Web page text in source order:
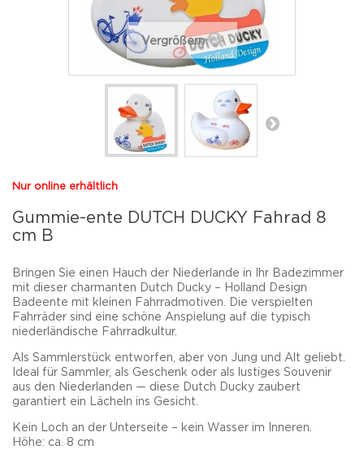
Vergrößern
Nur online erhältlich
Gummie-ente DUTCH DUCKY Fahrad 8
cm B
Bringen Sie einen Hauch der Niederlande in Ihr Badezimmer
mit dieser charmanten
Dutch Ducky – Holland Design
Badeente mit kleinen Fahrradmotiven . Die verspielten
Fahrräder sind eine schöne Anspielung auf die typisch
niederländische Fahrradkultur.
Als Sammlerstück entworfen, aber von Jung und Alt geliebt.
Ideal für Sammler, als Geschenk oder als
lustiges Souvenir
aus den Niederlanden — diese Dutch Ducky zaubert
garantiert ein Lächeln ins Gesicht.
Kein Loch an der Unterseite – kein Wasser im Inneren.
Höhe: ca. 8 cm